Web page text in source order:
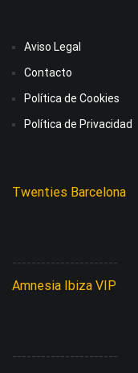
Aviso Legal
Contacto
Política de Cookies
Política de Privacidad
Twenties Barcelona
----------------------
Amnesia Ibiza VIP
----------------------